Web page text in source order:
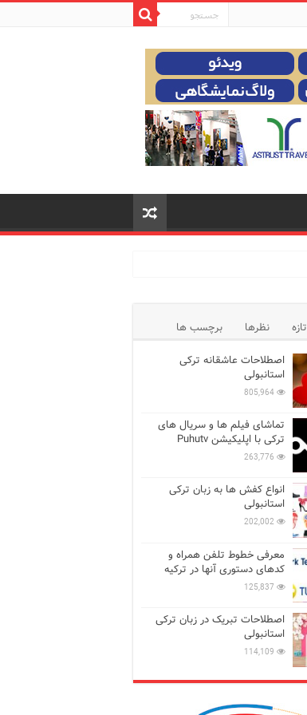
تازه نظرها
برچسب ها
اصطلاحات عاشقانه ترکی
استانبولی
805,964
تماشای فیلم ها و سریال های
ترکی با اپلیکیشن Puhutv
263,776
انواع کفش ها به زبان ترکی
استانبولی
202,002
معرفی خطوط تلفن همراه و
کدهای دستوری آنها در ترکیه
125,837
اصطلاحات تبریک در زبان ترکی
استانبولی
114,109